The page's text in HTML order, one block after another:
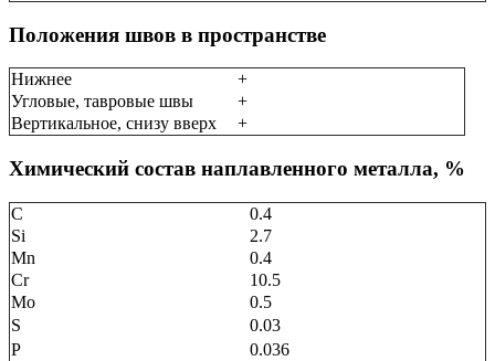
Положения швов в пространстве
Нижнее
+
Угловые, тавровые швы
+
Вертикальное, снизу вверх
+
Химический состав наплавленного металла, %
C
0.4
Si
2.7
Mn
0.4
Cr
10.5
Mo
0.5
S
0.03
P
0.036